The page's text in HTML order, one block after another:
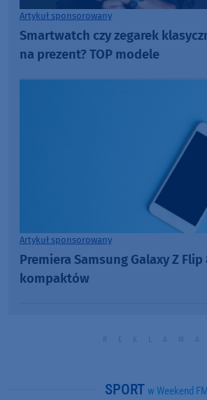
Artykuł sponsorowany
Smartwatch czy zegarek
na prezent? TOP modele
Artykuł sponsorowany
Premiera Samsung Galaxy Z
kompaktów
SPORT w Weekend FM